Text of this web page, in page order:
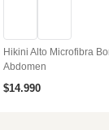
Hikini Alto Microfibra
Abdomen
$14.990